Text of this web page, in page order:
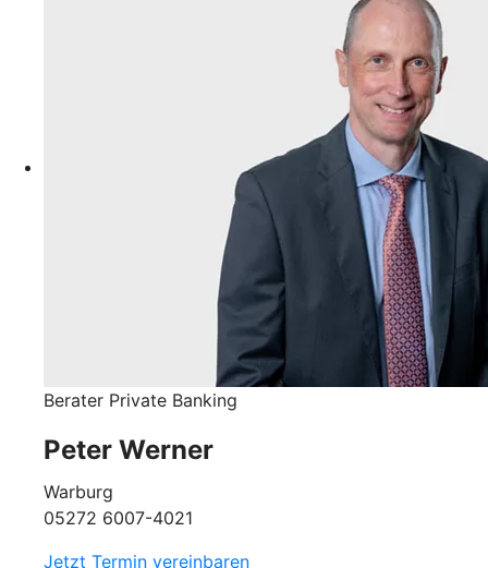
Berater Private Banking
Peter Werner
Warburg
05272 6007-4021
Jetzt Termin vereinbaren